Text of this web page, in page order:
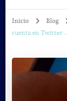
Inicio Blog
cuenta en Twitter .